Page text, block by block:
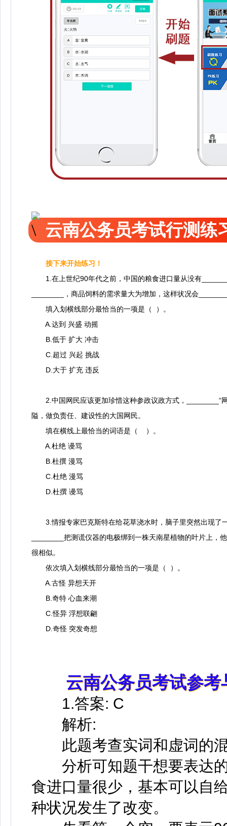
云南公务员考试行测练
接下来开始练习！
1.在上世纪90年代之前，中国的粮食进口量从没有
________，商品饲料的需求量大为增加，这样状况会
填入划横线部分最恰当的一项是（ ）。
A.达到 兴盛 动摇
B.低于 扩大 冲击
C.超过 兴起 挑战
D.大于 扩充 违反
2.中国网民应该更加珍惜这种参政议政方式，________“
隘，做负责任、建设性的大国网民。
填在横线上最恰当的词语是（ ）。
A.杜绝 谩骂
B.杜撰 漫骂
C.杜绝 漫骂
D.杜撰 谩骂
3.情报专家巴克斯特在给花草浇水时，脑子里突然出现了
________把测谎仪器的电极绑到一株天南星植物的叶片上
很相似。
依次填入划横线部分最恰当的一项是（ ）。
A.古怪 异想天开
B.奇特 心血来潮
C.怪异 浮想联翩
D.奇怪 突发奇想
云南公务员考试参考
1.答案: C
解析:
此题考查实词和虚词的
分析可知题干想要表达的
食进口量很少，基本可以自
种状况发生了改变。